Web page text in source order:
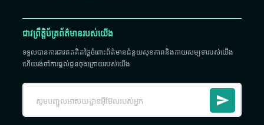
ជាវព្រឹត្តិប័ត្រព័ត៌មានរបស់យើង
ទទួលបានការជាវឥតគិតថ្លៃចំពោះព័ត៌មានជំនួយសុខភាពនិងកាយសម្បទារបស់យើង
ហើយរង់ចាំការផ្តល់ជូនចុងក្រោយរបស់យើង